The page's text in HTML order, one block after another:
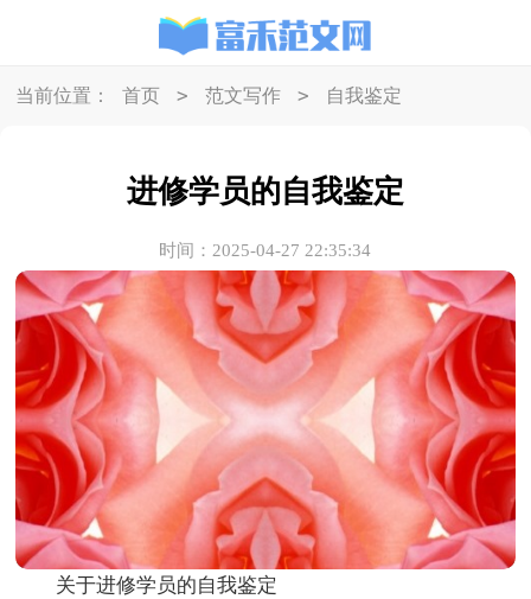
当前位置： 首页 > 范文写作 > 自我鉴定
进修学员的自我鉴定
时间：2025-04-27 22:35:34
关于进修学员的自我鉴定